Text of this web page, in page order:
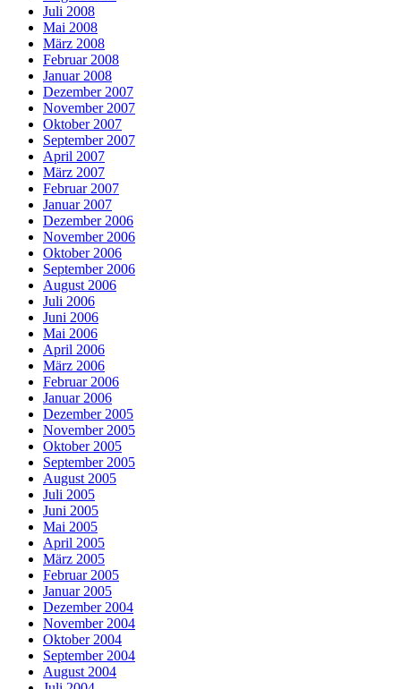
Juli 2008
Mai 2008
März 2008
Februar 2008
Januar 2008
Dezember 2007
November 2007
Oktober 2007
September 2007
April 2007
März 2007
Februar 2007
Januar 2007
Dezember 2006
November 2006
Oktober 2006
September 2006
August 2006
Juli 2006
Juni 2006
Mai 2006
April 2006
März 2006
Februar 2006
Januar 2006
Dezember 2005
November 2005
Oktober 2005
September 2005
August 2005
Juli 2005
Juni 2005
Mai 2005
April 2005
März 2005
Februar 2005
Januar 2005
Dezember 2004
November 2004
Oktober 2004
September 2004
August 2004